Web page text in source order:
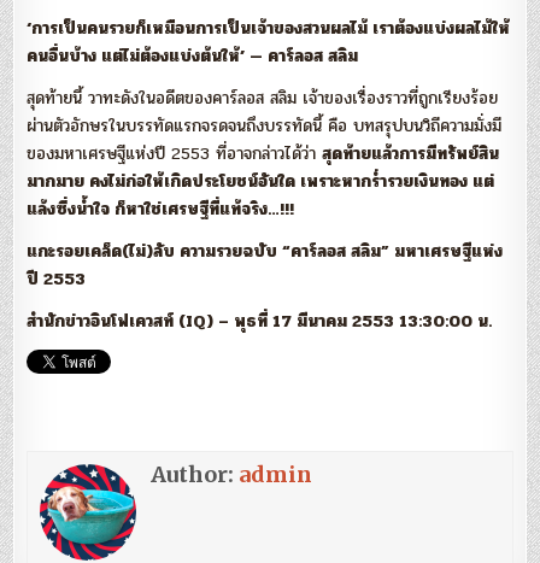
‘การเป็นคนรวยก็เหมือนการเป็นเจ้าของสวนผลไม้ เราต้องแบ่งผลไม้ให้
คนอื่นบ้าง แต่ไม่ต้องแบ่งต้นให้’ — คาร์ลอส สลิม
สุดท้ายนี้ วาทะดังในอดีตของคาร์ลอส สลิม เจ้าของเรื่องราวที่ถูกเรียงร้อย
ผ่านตัวอักษรในบรรทัดแรกจรดจนถึงบรรทัดนี้ คือ บทสรุปบนวิถีความมั่งมี
ของมหาเศรษฐีแห่งปี 2553 ที่อาจกล่าวได้ว่าสุดท้ายแล้วการมีทรัพย์สิน
มากมาย คงไม่ก่อให้เกิดประโยชน์อันใด เพราะหากร่ำรวยเงินทอง แต่
แล้งซึ่งน้ำใจ ก็หาใช่เศรษฐีที่แท้จริง…!!!
แกะรอยเคล็ด(ไม่)ลับ ความรวยฉบับ “คาร์ลอส สลิม” มหาเศรษฐีแห่ง
ปี 2553
สำนักข่าวอินโฟเควสท์ (IQ) – พุธที่ 17 มีนาคม 2553 13:30:00 น.
Author: admin